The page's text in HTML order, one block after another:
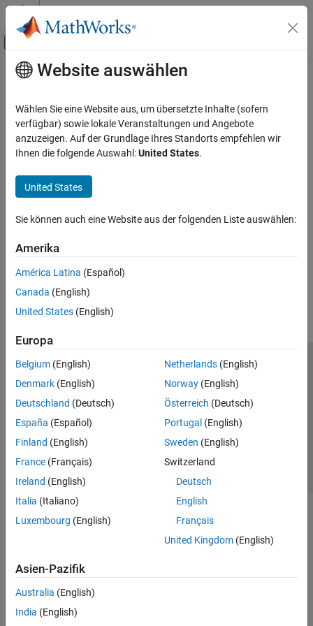
Weiter zum Inhalt
Umschaltung für Off-Canvas-
Startseite der Dokumentation
Hauptinhalt
How useful was this information?
Website auswählen
Wählen Sie eine Website aus, um übersetzte Inhalte (sofern
verfügbar) sowie lokale Veranstaltungen und Angebote
anzuzeigen. Auf der Grundlage Ihres Standorts empfehlen wir
Ihnen die folgende Auswahl:United States.
United States
Sie können auch eine Website aus der folgenden Liste auswählen:
Amerika
América Latina (Español)
Canada (English)
United States (English)
Europa
Belgium (English)
Denmark (English)
Deutschland (Deutsch)
España (Español)
Finland (English)
France (Français)
Ireland (English)
Italia (Italiano)
Luxembourg (English)
Netherlands(English)
Norway(English)
Österreich (Deutsch)
Portugal (English)
Sweden (English)
Switzerland
Deutsch
English
Français
United Kingdom(English)
Asien-Pazifik
Australia (English)
India (English)
Trust Center
Datenschutz-Richtlinien
Datendiebstahl verhindern
Status von Anwendungen
© 1994-2026 The MathWorks, Inc.
Website auswählen
Deutschland